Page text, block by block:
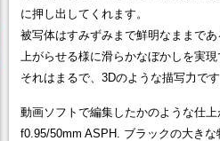
に押し出してくれます。
被写体はすみずみまで鮮明なままで
上がらせる様に滑らかなぼかしを実現
それはまるで、3Dのような描写力です
動画ソフトで編集したかのような仕
f0.95/50mm ASPH. ブラックの大きな